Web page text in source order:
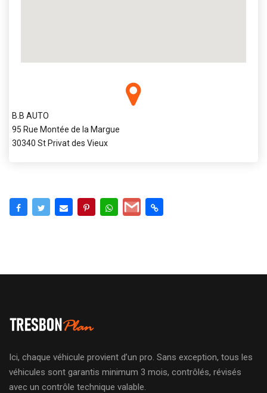
B.B AUTO
95 Rue Montée de la Margue
30340 St Privat des Vieux
Ici, chaque véhicule provient d’un pro. Sans exception, tous les
véhicules sont garantis minimum 3 mois, contrôlés, révisés
avec un contrôle technique valable.